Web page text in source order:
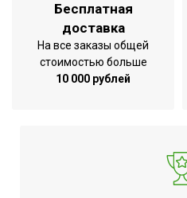
Бренд
Авторестарт при
отключении питания
Степень защиты / Класс
Бесплатная
доставка
На все заказы общей
стоимостью больше
10 000 рублей